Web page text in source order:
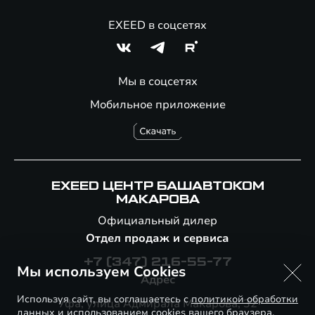
Мобильное приложение
EXEED в соцсетях
Мы в соцсетях
EXEED ЦЕНТР БАШАВТОКОМ
МАКАРОВА
Официальный дилер
Отдел продаж и сервиса
+7 (347) 216-55-77
Адрес
Уфа, улица Адмирала Макарова, 32
Мы используем Cookies
Используя сайт, вы соглашаетесь сполитикой обработки